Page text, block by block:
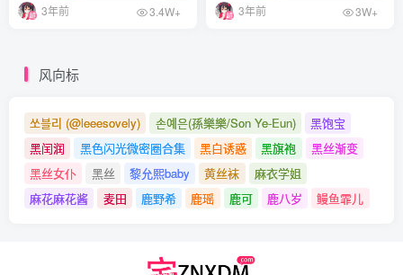
3年前 3.4W+ 3年前 3W+
风向标
쏘블리 (@leeesovely) 손예은(孫樂樂/Son Ye-Eun)
黑饱宝
黑闰润
黑色闪光微密圈合集 黑白诱惑 黑旗袍
黑丝渐变
黑丝女仆
黑丝 黎允熙baby 黄丝袜
麻衣学姐
麻花麻花酱
麦田 鹿野希 鹿瑶 鹿可 鹿八岁 鳗鱼霏儿